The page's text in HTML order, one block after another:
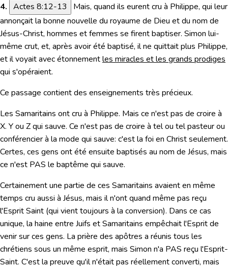
4. Actes 8:12-13
Mais, quand ils eurent cru à Philippe, qui leur
annonçait la bonne nouvelle du royaume de Dieu et du nom de
Jésus-Christ, hommes et femmes se firent baptiser. Simon lui-
même crut, et, après avoir été baptisé, il ne quittait plus Philippe,
et il voyait avec étonnementles miracles et les grands prodiges
qui s'opéraient.
Ce passage contient des enseignements très précieux.
Les Samaritains ont cru à Philippe. Mais ce n'est pas de croire à
X. Y ou Z qui sauve. Ce n'est pas de croire à tel ou tel pasteur ou
conférencier à la mode qui sauve: c'est la foi en Christ seulement.
Certes, ces gens ont été ensuite baptisés au nom de Jésus, mais
ce n'est PAS le baptême qui sauve.
Certainement une partie de ces Samaritains avaient en même
temps cru aussi à Jésus, mais il n'ont quand même pas reçu
l'Esprit Saint (qui vient toujours à la conversion). Dans ce cas
unique, la haine entre Juifs et Samaritains empêchait l'Esprit de
venir sur ces gens. La prière des apôtres a réunis tous les
chrétiens sous un même esprit, mais Simon n'a PAS reçu l'Esprit-
Saint. C'est la preuve qu'il n'était pas réellement converti, mais